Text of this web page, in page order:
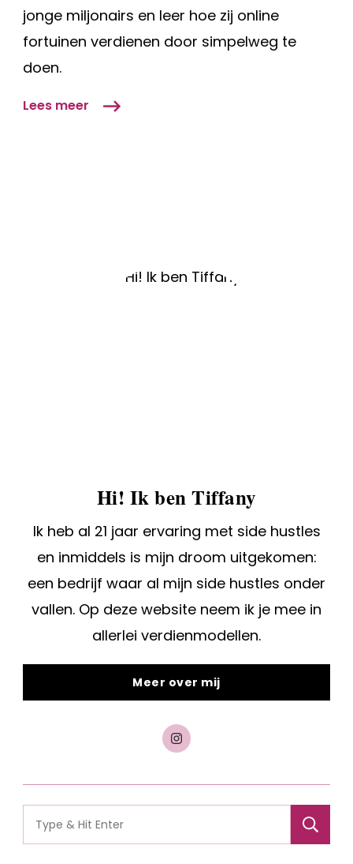
jonge miljonairs en leer hoe zij online
fortuinen verdienen door simpelweg te
doen.
Lees meer
Hi! Ik ben Tiffany
Ik heb al 21 jaar ervaring met side hustles
en inmiddels is mijn droom uitgekomen:
een bedrijf waar al mijn side hustles onder
vallen. Op deze website neem ik je mee in
allerlei verdienmodellen.
Meer over mij
Search
for: